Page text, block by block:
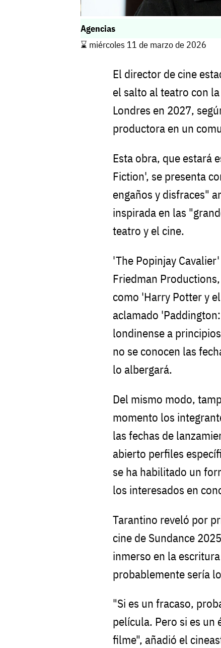
Agencias
⌛️ miércoles 11 de marzo de 2026
El director de cine
el salto al teatro con
Londres en 2027,
productora en un
Esta obra, que estará
Fiction', se presenta
engaños y disfraces"
inspirada en las
teatro y el cine.
'The Popinjay
Friedman
como 'Harry Potter y
aclamado
londinense a
no se conocen las
lo albergará.
Del mismo modo,
momento los
las fechas de
abierto perfiles
se ha habilitado un
los interesados en
Tarantino reveló por
cine de Sundance
inmerso en la
probablemente sería
"Si es un fracaso,
película. Pero si es
filme", añadió el